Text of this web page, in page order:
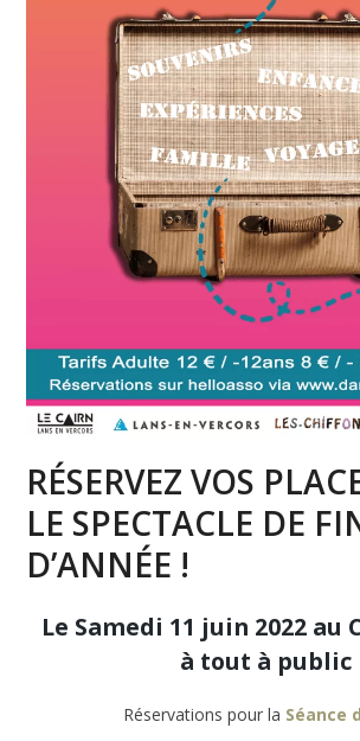
RÉSERVEZ VOS
LE SPECTACLE DE
D’ANNÉE !
Le Samedi 11 juin 2022 au
à tout à public
Réservations pour la Séance